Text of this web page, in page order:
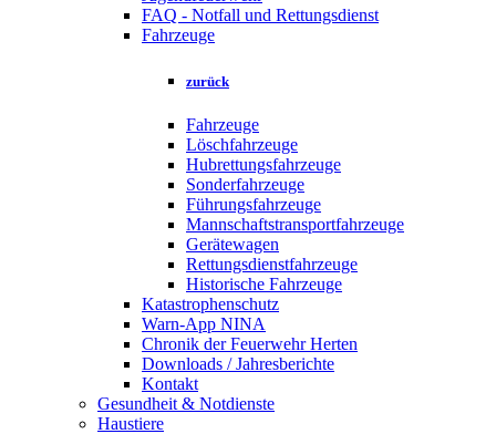
FAQ - Notfall und Rettungsdienst
Fahrzeuge
zurück
Fahrzeuge
Löschfahrzeuge
Hubrettungsfahrzeuge
Sonderfahrzeuge
Führungsfahrzeuge
Mannschaftstransportfahrzeuge
Gerätewagen
Rettungsdienstfahrzeuge
Historische Fahrzeuge
Katastrophenschutz
Warn-App NINA
Chronik der Feuerwehr Herten
Downloads / Jahresberichte
Kontakt
Gesundheit & Notdienste
Haustiere